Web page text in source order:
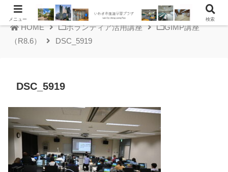
HOME ボランティア活用講座
GIMP講座
（R8.6）
DSC_5919
DSC_5919
メニュー 検索